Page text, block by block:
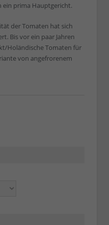
ein prima Hauptgericht.
der Tomaten hat sich
Bis vor ein paar Jahren
Holändische Tomaten für
von angefrorenem